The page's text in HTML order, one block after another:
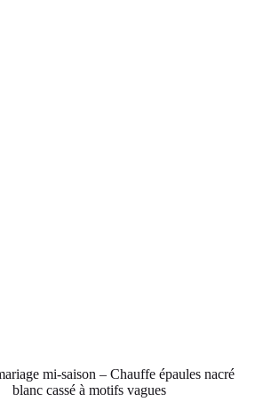
mi-saison – Chauffe épaules nacré
blanc cassé à motifs vagues